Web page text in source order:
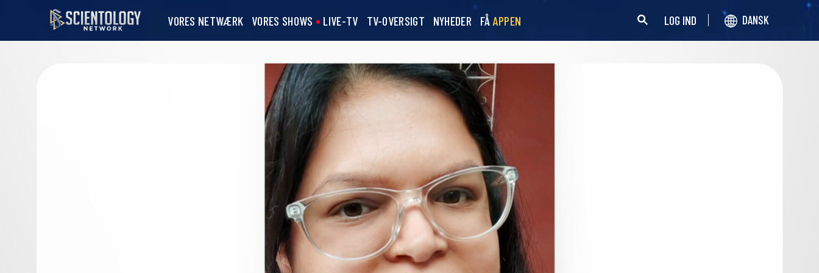
VORES NETWÆRK VORES SHOWS LIVE-TV TV-OVERSIGT NYHEDER FÅ APPEN LOG IND DANSK